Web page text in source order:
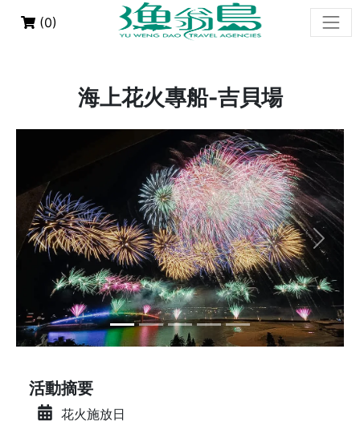
(0)
海上花火專船-吉貝場
Previous Next
活動摘要
花火施放日